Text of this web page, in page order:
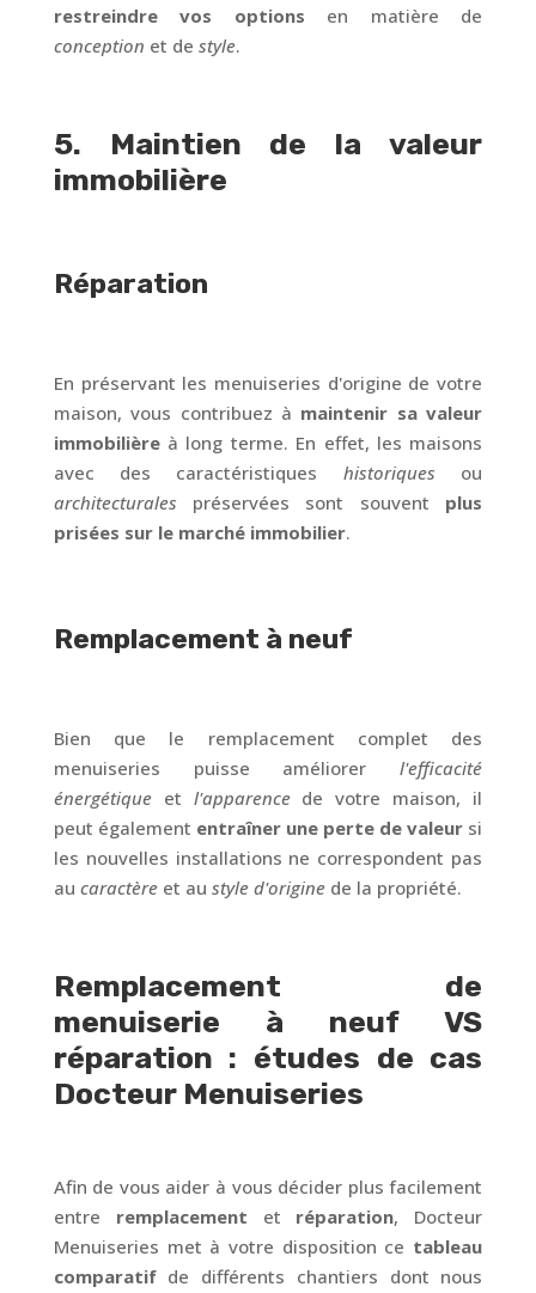
restreindre vos options en matière de
conception et de style.
5. Maintien de la valeur
immobilière
Réparation
En préservant les menuiseries d'origine de votre
maison, vous contribuez à maintenir sa valeur
immobilièreà long terme. En effet, les maisons
avec des caractéristiques historiques ou
architecturales préservées sont souvent plus
prisées sur le marché immobilier.
Remplacement à neuf
Bien que le remplacement complet des
menuiseries puisse améliorerl'efficacité
énergétiqueet l'apparencede votre maison, il
peut également entraîner une perte de valeur si
les nouvelles installations ne correspondent pas
au caractèreet au style d'originede la propriété.
Remplacement de
menuiserie à neuf VS
réparation : études de cas
Docteur Menuiseries
Afin de vous aider à vous décider plus facilement
entre remplacement et réparation, Docteur
Menuiseries met à votre disposition ce tableau
comparatifde différents chantiers dont nous